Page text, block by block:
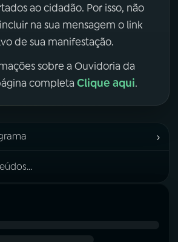
ao cidadão. Por isso, não
na sua mensagem o link
de sua manifestação.
sobre a Ouvidoria da
completa Clique aqui.
›